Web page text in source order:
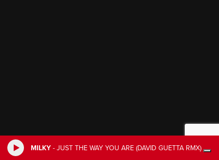
MILKY - JUST THE WAY YOU ARE (DAVID GUETTA RMX)